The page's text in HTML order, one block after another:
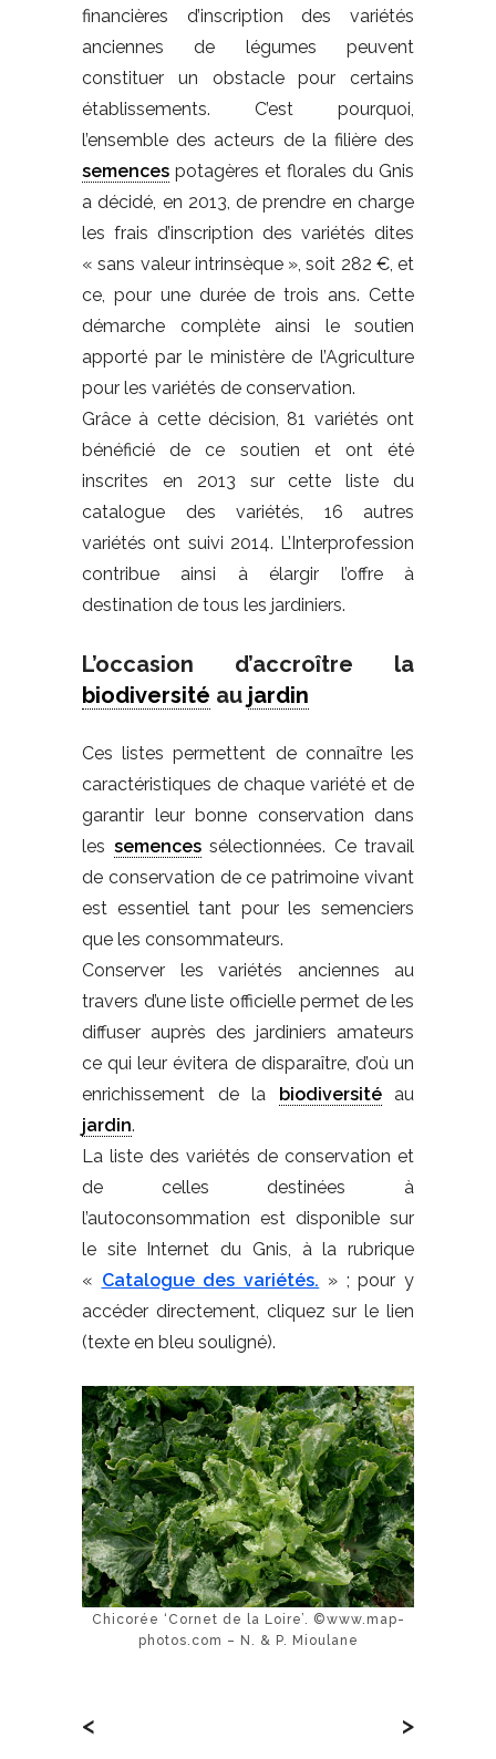
financières d’inscription des variétés
anciennes de légumes peuvent
constituer un obstacle pour certains
établissements. C’est pourquoi,
l’ensemble des acteurs de la filière des
semences potagères et florales du Gnis
a décidé, en 2013, de prendre en charge
les frais d’inscription des variétés dites
« sans valeur intrinsèque », soit 282 €, et
ce, pour une durée de trois ans. Cette
démarche complète ainsi le soutien
apporté par le ministère de l’Agriculture
pour les variétés de conservation.
Grâce à cette décision, 81 variétés ont
bénéficié de ce soutien et ont été
inscrites en 2013 sur cette liste du
catalogue des variétés, 16 autres
variétés ont suivi 2014. L’Interprofession
contribue ainsi à élargir l’offre à
destination de tous les jardiniers.
L’occasion d’accroître la
biodiversité au jardin
Ces listes permettent de connaître les
caractéristiques de chaque variété et de
garantir leur bonne conservation dans
les semencessélectionnées. Ce travail
de conservation de ce patrimoine vivant
est essentiel tant pour les semenciers
que les consommateurs.
Conserver les variétés anciennes au
travers d’une liste officielle permet de les
diffuser auprès des jardiniers amateurs
ce qui leur évitera de disparaître, d’où un
enrichissement de la biodiversitéau
jardin.
La liste des variétés de conservation et
de celles destinées à
l’autoconsommation est disponible sur
le site Internet du Gnis, à la rubrique
« Catalogue des variétés. » ; pour y
accéder directement, cliquez sur le lien
(texte en bleu souligné).
Chicorée ‘Cornet de la Loire’. ©www.map-
photos.com – N. & P. Mioulane
< >